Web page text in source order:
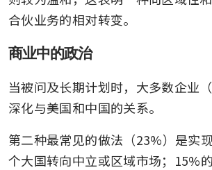
合伙业务的相对转变。
商业中的政治
当被问及长期计划时，大多数企业
深化与美国和中国的关系。
第二种最常见的做法（23%）是实
个大国转向中立或区域市场；15%